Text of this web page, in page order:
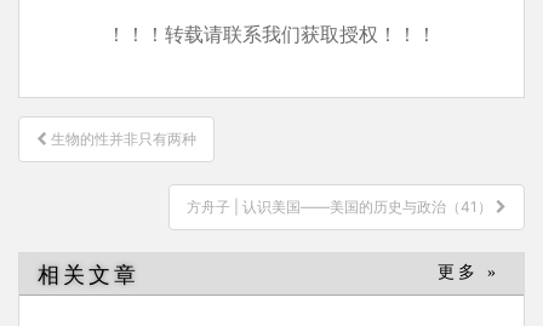
！！！转载请联系我们获取授权！！！
文
章
生物的性并非只有两种
方舟子 | 认识美国——美国的历史与政治（41）
相关文章 更多 »